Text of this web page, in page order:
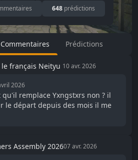
648 prédictions
Commentaires Prédictions
le français Neityu 10 avr. 2026
2026
remplace Yxngstxrs non ? il
le départ depuis des mois il me
Assembly 202607 avr. 2026